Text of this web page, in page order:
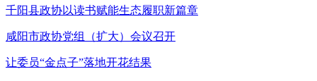
千阳县政协以读书赋能生态履职新篇章
咸阳市政协党组（扩大）会议召开
让委员“金点子”落地开花结果